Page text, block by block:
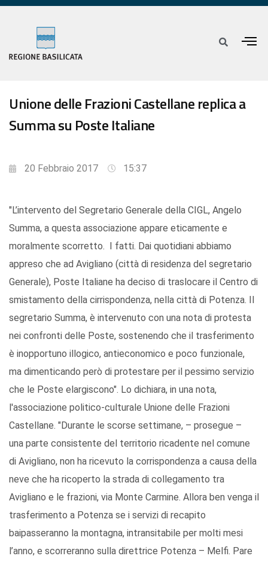
Unione delle Frazioni Castellane replica a
Summa su Poste Italiane
20 Febbraio 2017 15:37
"L’intervento del Segretario Generale della CIGL, Angelo
Summa, a questa associazione appare eticamente e
moralmente scorretto. I fatti. Dai quotidiani abbiamo
appreso che ad Avigliano (città di residenza del segretario
Generale), Poste Italiane ha deciso di traslocare il Centro di
smistamento della cirrispondenza, nella città di Potenza. Il
segretario Summa, è intervenuto con una nota di protesta
nei confronti delle Poste, sostenendo che il trasferimento
è inopportuno illogico, antieconomico e poco funzionale,
ma dimenticando però di protestare per il pessimo servizio
che le Poste elargiscono". Lo dichiara, in una nota,
l'associazione politico-culturale Unione delle Frazioni
Castellane. "Durante le scorse settimane, – prosegue –
una parte consistente del territorio ricadente nel comune
di Avigliano, non ha ricevuto la corrispondenza a causa della
neve che ha ricoperto la strada di collegamento tra
Avigliano e le frazioni, via Monte Carmine. Allora ben venga il
trasferimento a Potenza se i servizi di recapito
baipasseranno la montagna, intransitabile per molti mesi
l’anno, e scorreranno sulla direttrice Potenza – Melfi. Pare